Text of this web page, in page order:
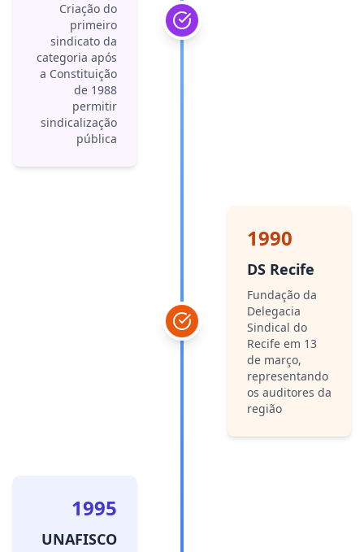
Criação do
primeiro
sindicato da
categoria após
a Constituição
de 1988
permitir
sindicalização
pública
1990
DS Recife
Fundação da
Delegacia
Sindical do
Recife em 13
de março,
representando
os auditores da
região
1995
UNAFISCO